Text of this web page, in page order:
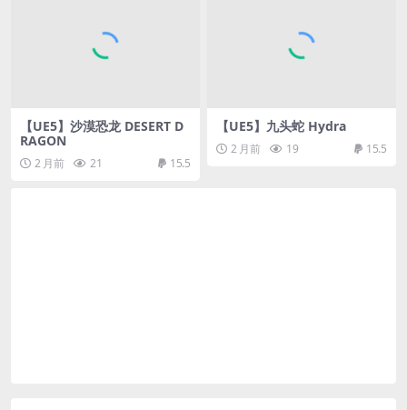
【UE5】沙漠恐龙 DESERT D
RAGON
2 月前 21 15.5
【UE5】九头蛇 Hydra
2 月前 19 15.5